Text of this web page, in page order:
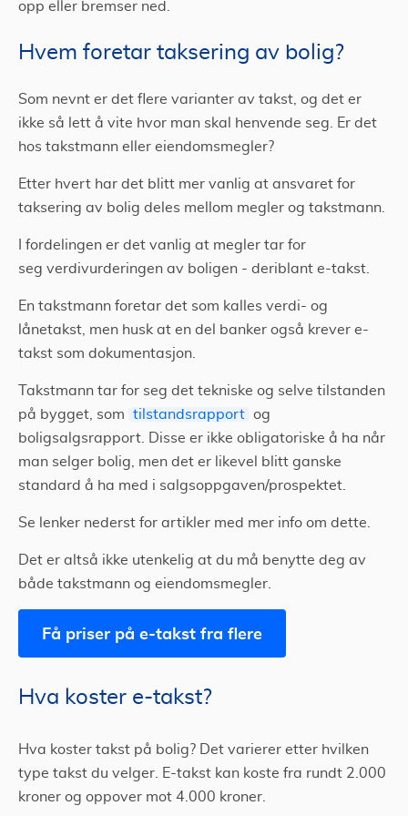
opp eller bremser ned.
Hvem foretar taksering av bolig?
Som nevnt er det flere varianter av takst, og det er
ikke så lett å vite hvor man skal henvende seg. Er det
hos takstmann eller eiendomsmegler?
Etter hvert har det blitt mer vanlig at ansvaret for
taksering av bolig deles mellom megler og takstmann.
I fordelingen er det vanlig at megler tar for
seg verdivurderingen av boligen - deriblant e-takst.
En takstmann foretar det som kalles verdi- og
lånetakst, men husk at en del banker også krever e-
takst som dokumentasjon.
Takstmann tar for seg det tekniske og selve tilstanden
på bygget, som
tilstandsrapport og
boligsalgsrapport. Disse er ikke obligatoriske å ha når
man selger bolig, men det er likevel blitt ganske
standard å ha med i salgsoppgaven/prospektet.
Se lenker nederst for artikler med mer info om dette.
Det er altså ikke utenkelig at du må benytte deg av
både takstmann og eiendomsmegler.
Få priser på e-takst fra flere
Hva koster e-takst?
Hva koster takst på bolig? Det varierer etter hvilken
type takst du velger. E-takst kan koste fra rundt 2.000
kroner og oppover mot 4.000 kroner.